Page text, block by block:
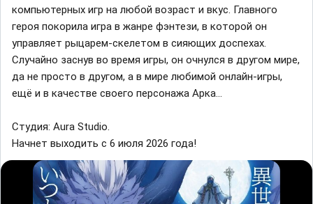
компьютерных игр на любой возраст и вкус. Главного
героя покорила игра в жанре фэнтези, в которой он
управляет рыцарем-скелетом в сияющих доспехах.
Случайно заснув во время игры, он очнулся в другом мире,
да не просто в другом, а в мире любимой онлайн-игры,
ещё и в качестве своего персонажа Арка...
Студия: Aura Studio.
Начнет выходить с 6 июля 2026 года!